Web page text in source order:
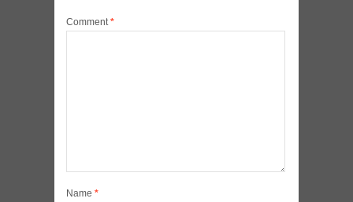
Comment*
Name *